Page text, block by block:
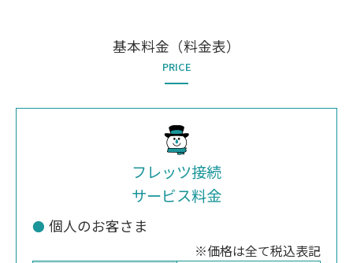
基本料金（料金表）
PRICE
フレッツ接続
サービス料金
個人のお客さま
※価格は全て税込表記